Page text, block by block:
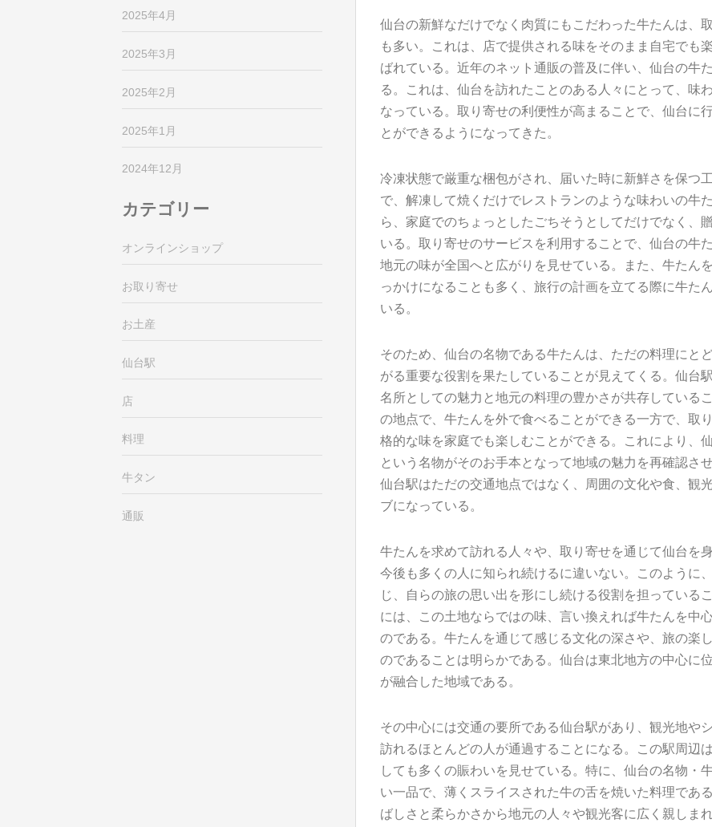
仙台の新鮮なだけでなく肉質にもこだわった牛たんは、
も多い。これは、店で提供される味をそのまま自宅でも
ばれている。近年のネット通販の普及に伴い、仙台の牛
る。これは、仙台を訪れたことのある人々にとって、味
なっている。取り寄せの利便性が高まることで、仙台に
とができるようになってきた。
冷凍状態で厳重な梱包がされ、届いた時に新鮮さを保つ
で、解凍して焼くだけでレストランのような味わいの牛
ら、家庭でのちょっとしたごちそうとしてだけでなく、
いる。取り寄せのサービスを利用することで、仙台の牛
地元の味が全国へと広がりを見せている。また、牛たん
っかけになることも多く、旅行の計画を立てる際に牛た
いる。
そのため、仙台の名物である牛たんは、ただの料理にと
がる重要な役割を果たしていることが見えてくる。仙台
名所としての魅力と地元の料理の豊かさが共存している
の地点で、牛たんを外で食べることができる一方で、取
格的な味を家庭でも楽しむことができる。これにより、
という名物がそのお手本となって地域の魅力を再確認さ
仙台駅はただの交通地点ではなく、周囲の文化や食、観
ブになっている。
牛たんを求めて訪れる人々や、取り寄せを通じて仙台を
今後も多くの人に知られ続けるに違いない。このように
じ、自らの旅の思い出を形にし続ける役割を担っている
には、この土地ならではの味、言い換えれば牛たんを中
のである。牛たんを通じて感じる文化の深さや、旅の楽
のであることは明らかである。仙台は東北地方の中心に
が融合した地域である。
その中心には交通の要所である仙台駅があり、観光地や
訪れるほとんどの人が通過することになる。この駅周辺
しても多くの賑わいを見せている。特に、仙台の名物・
い一品で、薄くスライスされた牛の舌を焼いた料理であ
ばしさと柔らかさから地元の人々や観光客に広く親しま
2025年4月
2025年3月
2025年2月
2025年1月
2024年12月
カテゴリー
オンラインショップ
お取り寄せ
お土産
仙台駅
店
料理
牛タン
通販